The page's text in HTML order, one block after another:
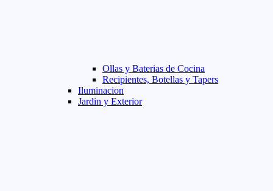
Ollas y Baterias de Cocina
Recipientes, Botellas y Tapers
Iluminacion
Jardin y Exterior